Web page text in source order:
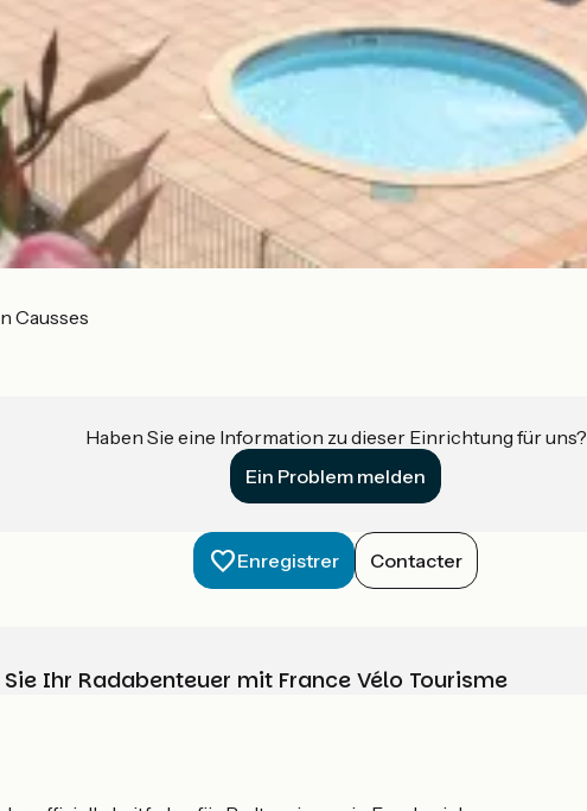
Causses
Haben Sie eine Information zu dieser Einrichtung für uns?
Ein Problem melden
Enregistrer Contacter
Ihr Radabenteuer mit France Vélo Tourisme